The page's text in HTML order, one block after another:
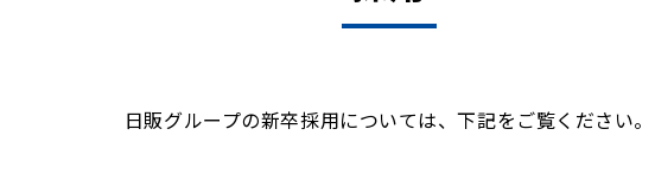
日販グループの新卒採用については、下記をご覧ください。